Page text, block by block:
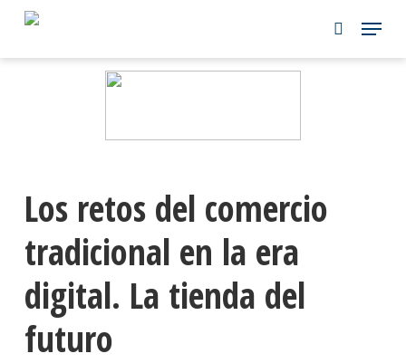
Skip
Los retos del comercio
tradicional en la era
digital. La tienda del
futuro